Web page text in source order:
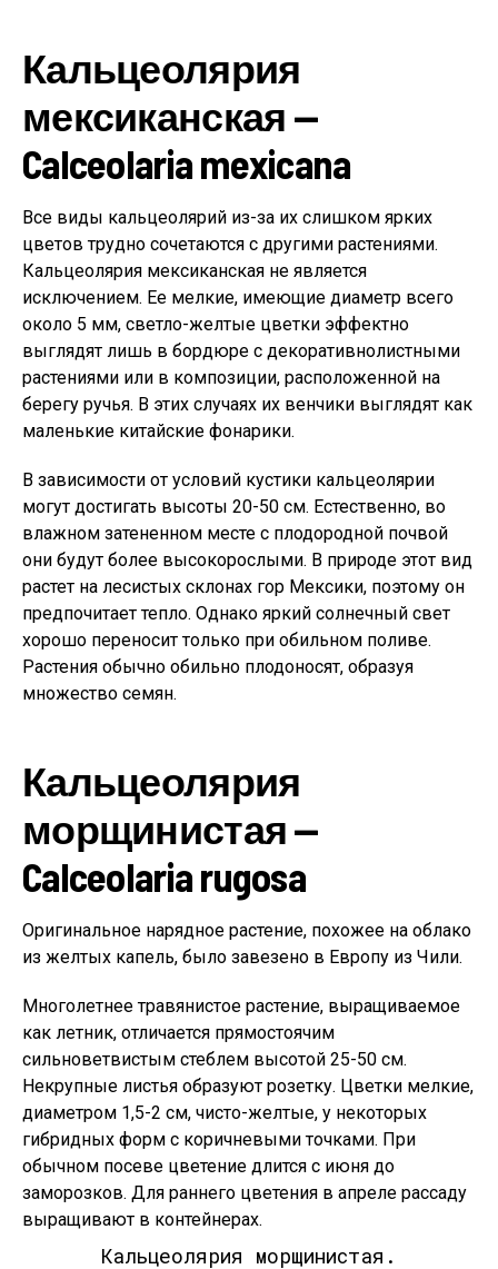
Кальцеолярия
мексиканская —
Calceolaria mexicana
Все виды кальцеолярий из-за их слишком ярких
цветов трудно сочетаются с другими растениями.
Кальцеолярия мексиканская не является
исключением. Ее мелкие, имеющие диаметр всего
около 5 мм, светло-желтые цветки эффектно
выглядят лишь в бордюре с декоративнолистными
растениями или в композиции, расположенной на
берегу ручья. В этих случаях их венчики выглядят как
маленькие китайские фонарики.
В зависимости от условий кустики кальцеолярии
могут достигать высоты 20-50 см. Естественно, во
влажном затененном месте с плодородной почвой
они будут более высокорослыми. В природе этот вид
растет на лесистых склонах гор Мексики, поэтому он
предпочитает тепло. Однако яркий солнечный свет
хорошо переносит только при обильном поливе.
Растения обычно обильно плодоносят, образуя
множество семян.
Кальцеолярия
морщинистая —
Calceolaria rugosa
Оригинальное нарядное растение, похожее на облако
из желтых капель, было завезено в Европу из Чили.
Многолетнее травянистое растение, выращиваемое
как летник, отличается прямостоячим
сильноветвистым стеблем высотой 25-50 см.
Некрупные листья образуют розетку. Цветки мелкие,
диаметром 1,5-2 см, чисто-желтые, у некоторых
гибридных форм с коричневыми точками. При
обычном посеве цветение длится с июня до
заморозков. Для раннего цветения в апреле рассаду
выращивают в контейнерах.
Кальцеолярия морщинистая.